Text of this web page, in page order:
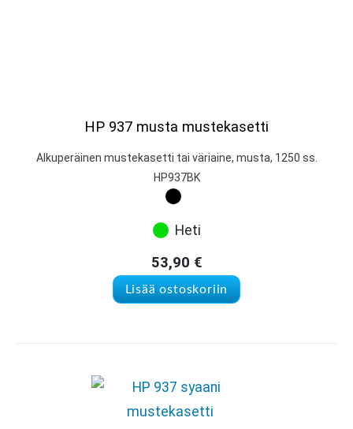
HP 937 musta mustekasetti
Alkuperäinen mustekasetti tai väriaine, musta, 1250 ss.
HP937BK
Heti
53,90 €
Lisää ostoskoriin